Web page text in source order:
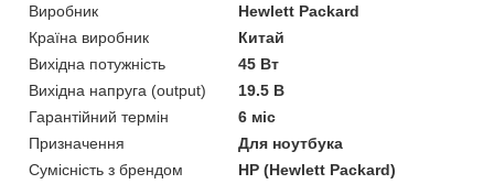
Виробник
Hewlett Packard
Країна виробник
Китай
Вихідна потужність
45 Вт
Вихідна напруга (output)
19.5 В
Гарантійний термін
6 міс
Призначення
Для ноутбука
Сумісність з брендом
HP (Hewlett Packard)